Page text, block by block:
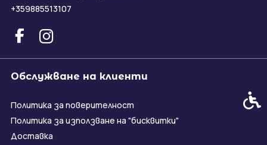
+359885513107
Обслужване на клиенти
Политика за поверителност
Политика за използване на "бисквитки"
Доставка